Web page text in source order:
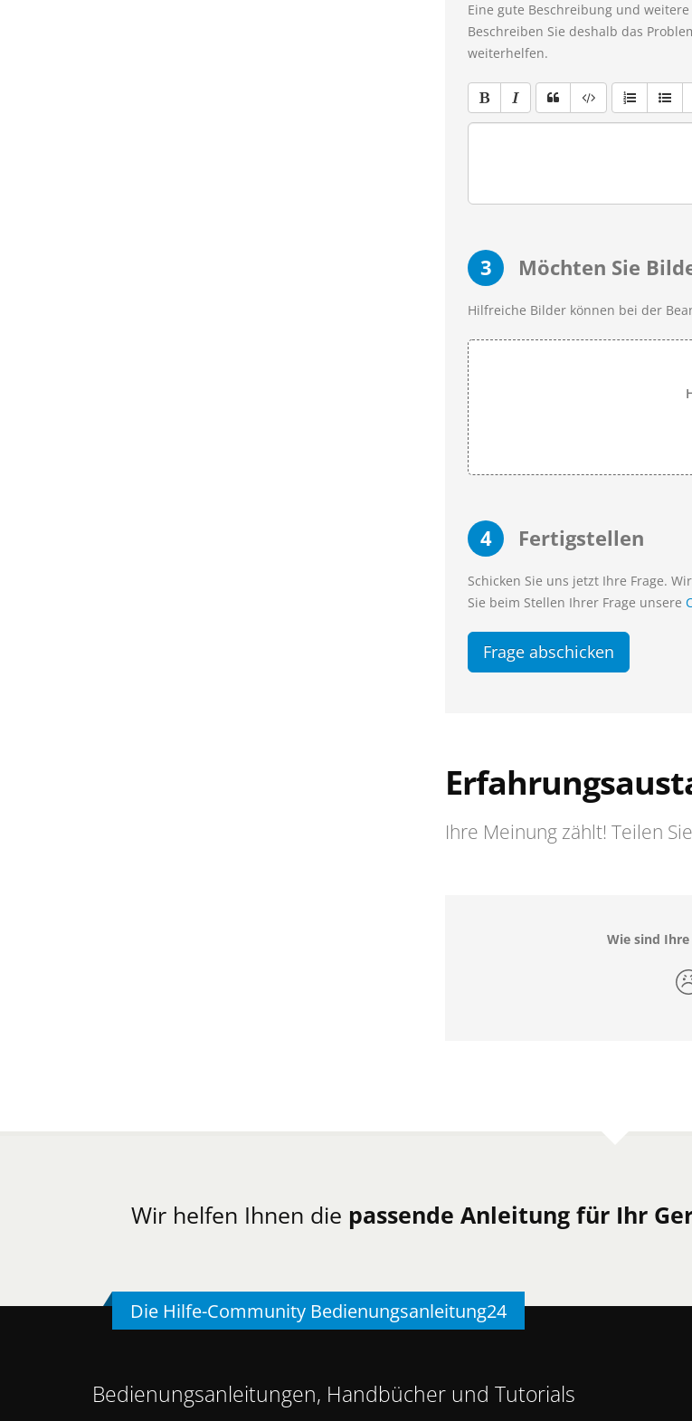
Eine gute Beschreibung und
Beschreiben Sie deshalb das
weiterhelfen.
3 Möchten Sie
Hilfreiche Bilder können bei der
4 Fertigstellen
Schicken Sie uns jetzt Ihre Frage.
Sie beim Stellen Ihrer Frage unsere
Frage abschicken
Ihre Meinung zählt! Teilen
Wie sind
Wir helfen Ihnen die passende Anleitung für Ihr
Die Hilfe-Community Bedienungsanleitung24
Bedienungsanleitungen, Handbücher und Tutorials